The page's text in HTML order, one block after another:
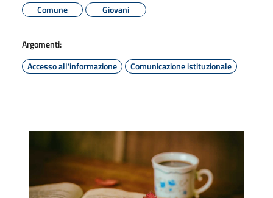
Comune
Giovani
Argomenti:
Accesso all'informazione
Comunicazione istituzionale